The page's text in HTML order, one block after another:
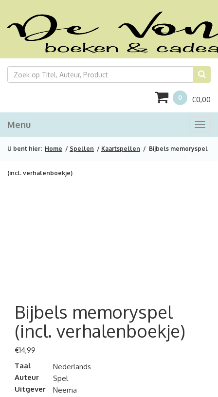
0 €0,00
Menu
U bent hier: Home / Spellen / Kaartspellen / Bijbels memoryspel
(incl. verhalenboekje)
Bijbels memoryspel
(incl. verhalenboekje)
€14,99
Taal
Nederlands
Auteur
Spel
Uitgever
Neema